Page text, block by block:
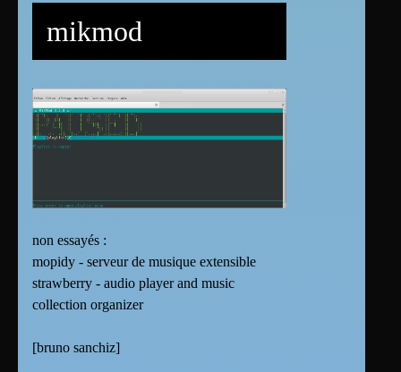
mikmod
non essayés :
mopidy - serveur de musique extensible
strawberry - audio player and music
collection organizer
[bruno sanchiz]